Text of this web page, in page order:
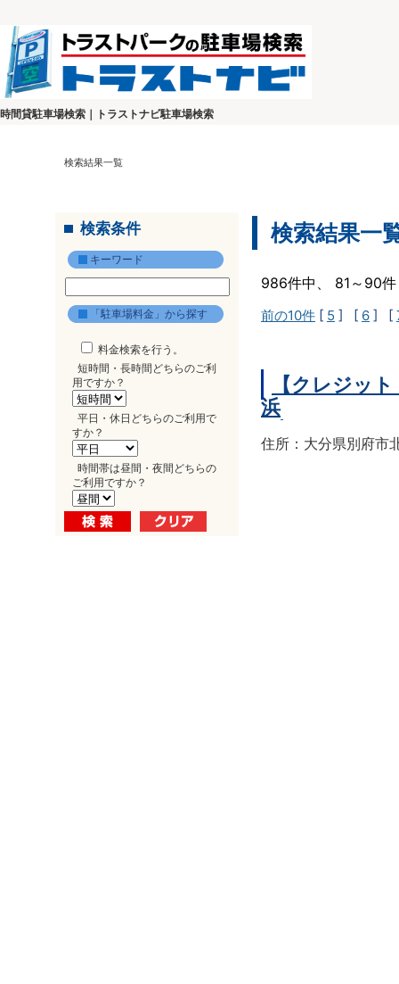
時間貸駐車場検索｜トラストナビ駐車場検索
検索結果一覧
検索条件
キーワード
「駐車場料金」から探す
料金検索を行う。
短時間・長時間どちらのご利
用ですか？
平日・休日どちらのご利用で
すか？
時間帯は昼間・夜間どちらの
ご利用ですか？
検索結果一
986件中、 81～90
前の10件 [ 5 ] [ 6 ] [
【クレジッ
浜
住所：大分県別府市